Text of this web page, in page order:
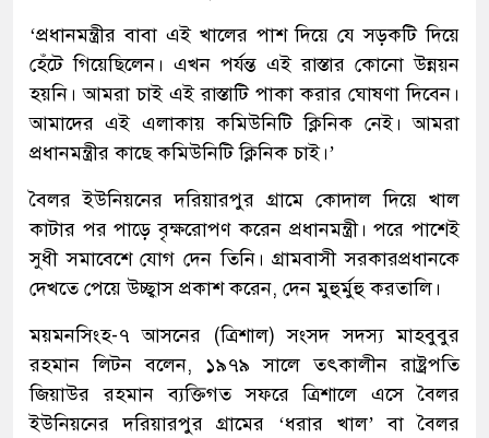
‘প্রধানমন্ত্রীর বাবা এই খালের পাশ দিয়ে যে সড়কটি দিয়ে
হেঁটে গিয়েছিলেন। এখন পর্যন্ত এই রাস্তার কোনো উন্নয়ন
হয়নি। আমরা চাই এই রাস্তাটি পাকা করার ঘোষণা দিবেন।
আমাদের এই এলাকায় কমিউনিটি ক্লিনিক নেই। আমরা
প্রধানমন্ত্রীর কাছে কমিউনিটি ক্লিনিক চাই।’
বৈলর ইউনিয়নের দরিয়ারপুর গ্রামে কোদাল দিয়ে খাল
কাটার পর পাড়ে বৃক্ষরোপণ করেন প্রধানমন্ত্রী। পরে পাশেই
সুধী সমাবেশে যোগ দেন তিনি। গ্রামবাসী সরকারপ্রধানকে
দেখতে পেয়ে উচ্ছ্বাস প্রকাশ করেন, দেন মুহুর্মুহু করতালি।
ময়মনসিংহ-৭ আসনের (ত্রিশাল) সংসদ সদস্য মাহবুবুর
রহমান লিটন বলেন, ১৯৭৯ সালে তৎকালীন রাষ্ট্রপতি
জিয়াউর রহমান ব্যক্তিগত সফরে ত্রিশালে এসে বৈলর
ইউনিয়নের দরিয়ারপুর গ্রামের ‘ধরার খাল’ বা বৈলর